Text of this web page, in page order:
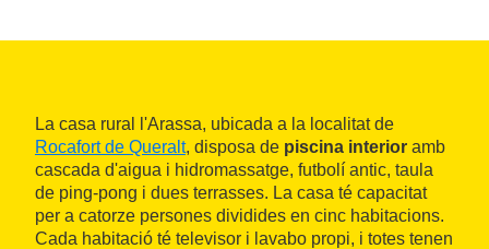
La casa rural l'Arassa, ubicada a la localitat de
Rocafort de Queralt, disposa de piscina interior amb
cascada d'aigua i hidromassatge, futbolí antic, taula
de ping-pong i dues terrasses. La casa té capacitat
per a catorze persones dividides en cinc habitacions.
Cada habitació té televisor i lavabo propi, i totes tenen